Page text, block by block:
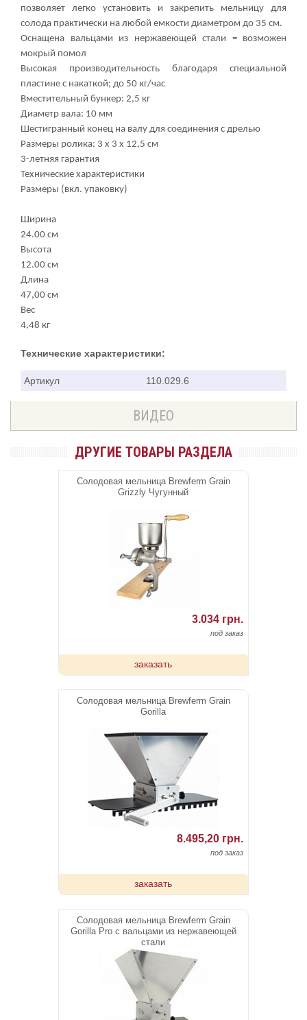
позволяет легко установить и закрепить мельницу для
солода практически на любой емкости диаметром до 35 см.
Оснащена вальцами из нержавеющей стали = возможен
мокрый помол
Высокая производительность благодаря специальной
пластине с накаткой; до 50 кг/час
Вместительный бункер: 2,5 кг
Диаметр вала: 10 мм
Шестигранный конец на валу для соединения с дрелью
Размеры ролика: 3 x 3 x 12,5 см
3-летняя гарантия
Технические характеристики
Размеры (вкл. упаковку)
Ширина
24.00 см
Высота
12.00 см
Длина
47,00 см
Вес
4,48 кг
Технические характеристики:
Артикул 110.029.6
ВИДЕО
ДРУГИЕ ТОВАРЫ РАЗДЕЛА
Cолодовая мельница Brewferm Grain
Grizzly Чугунный
3.034 грн.
под заказ
заказать
Cолодовая мельница Brewferm Grain
Gorilla
8.495,20 грн.
под заказ
заказать
Cолодовая мельница Brewferm Grain
Gorilla Pro с вальцами из нержавеющей
стали